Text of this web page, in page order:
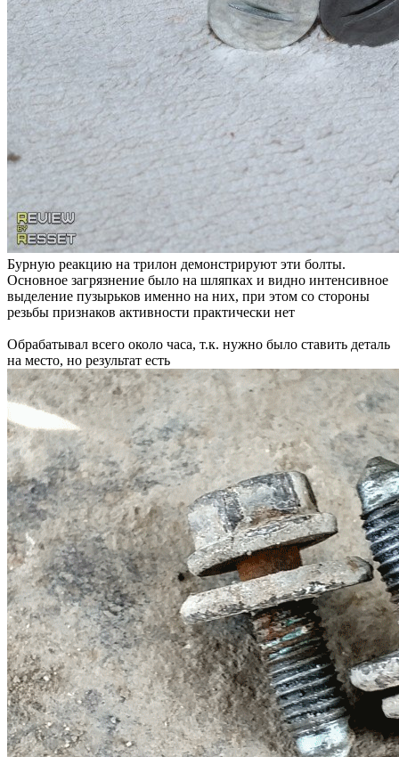
Кстати, серый налет частично оттирается тряпкой, по
ощущением похож на засохшую смазку
Бурную реакцию на трилон демонстрируют эти болты.
Основное загрязнение было на шляпках и видно интенсивное
выделение пузырьков именно на них, при этом со стороны
резьбы признаков активности практически нет